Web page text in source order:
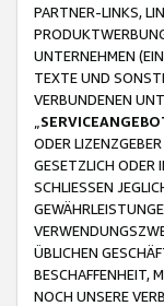
PARTNER-LINKS,
UNTERNEHMEN
TEXTE UND
VERBUNDENEN
ODER
GESETZLICH ODER
SCHLIESSEN
ÜBLICHEN
BESCHAFFENHEIT,
NOCH UNSERE